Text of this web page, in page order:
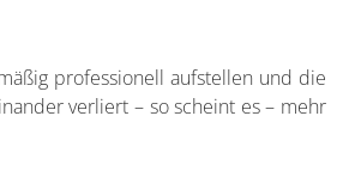
professionell aufstellen und die
verliert – so scheint es – mehr